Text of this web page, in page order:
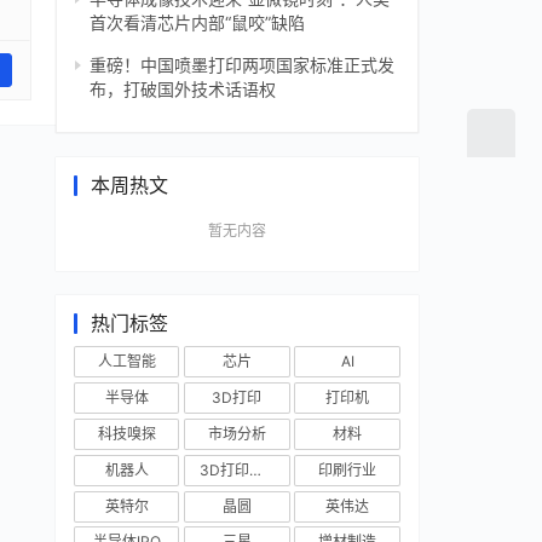
首次看清芯片内部“鼠咬”缺陷
重磅！中国喷墨打印两项国家标准正式发
布，打破国外技术话语权
本周热文
暂无内容
热门标签
人工智能 芯片
AI
半导体
3D打印
打印机
科技嗅探
市场分析
材料
机器人
3D打印技术
印刷行业
英特尔
晶圆
英伟达